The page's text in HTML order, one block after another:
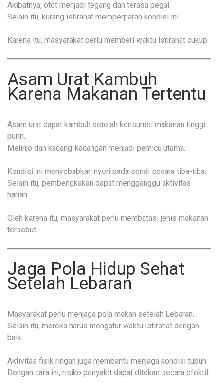
Akibatnya, otot menjadi tegang dan terasa pegal.
Selain itu, kurang istirahat memperparah kondisi ini.
Karena itu, masyarakat perlu memberi waktu istirahat cukup.
Asam Urat Kambuh
Karena Makanan Tertentu
Asam urat dapat kambuh setelah konsumsi makanan tinggi
purin.
Melinjo dan kacang-kacangan menjadi pemicu utama.
Kondisi ini menyebabkan nyeri pada sendi secara tiba-tiba.
Selain itu, pembengkakan dapat mengganggu aktivitas
harian.
Oleh karena itu, masyarakat perlu membatasi jenis makanan
tersebut.
Jaga Pola Hidup Sehat
Setelah Lebaran
Masyarakat perlu menjaga pola makan setelah Lebaran.
Selain itu, mereka harus mengatur waktu istirahat dengan
baik.
Aktivitas fisik ringan juga membantu menjaga kondisi tubuh.
Dengan cara ini, risiko penyakit dapat ditekan secara efektif.